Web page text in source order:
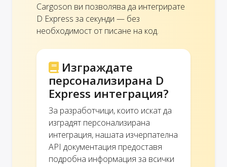
Cargoson ви позволява да интегрирате
D Express за секунди — без
необходимост от писане на код.
Изграждате
персонализирана D
Express интеграция?
За разработчици, които искат да
изградят персонализирана
интеграция, нашата изчерпателна
API документация предоставя
подробна информация за всички